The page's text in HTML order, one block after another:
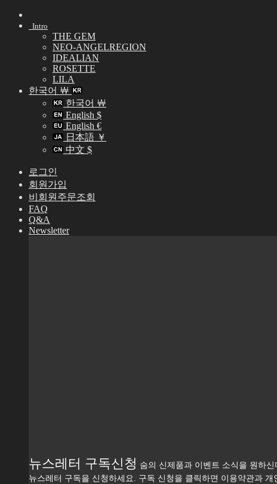
Skip
Intro
THE GEM
NEO-ANGELREGION
IDEALIAN
ROSETTE
LILA
한국어 ￦
한국어 ￦
English $
English €
日本語 ￥
中文 $
로그인
회원가입
비회원주문조회
FAQ
Q&A
Newsletter
뉴스레터 구독신청 숨의 신제품과 이벤트 소식을 원하신
뉴스레터 구독을 신청하세요. 구독 신청을 클릭하면 이용약관과 개